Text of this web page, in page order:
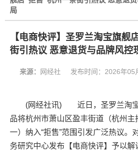
局
【电商快评】圣罗兰淘宝旗舰
街引热议 恶意退货与品牌风控
来源： 网经社 发布时间： 2026年05
(网经社讯) 近日，圣罗兰淘宝
品将杭州市萧山区盈丰街道（杭州主
一）纳入“拒售”范围引发广泛热议。
务研究中心发布【电商快评】予以解